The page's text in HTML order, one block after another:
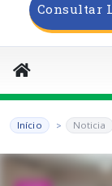
Consultar
Início Noticia